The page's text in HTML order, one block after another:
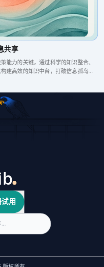
共享
能力的关键。通过科学的知识整合、
建高效的知识中台，打破信息孤岛，
用